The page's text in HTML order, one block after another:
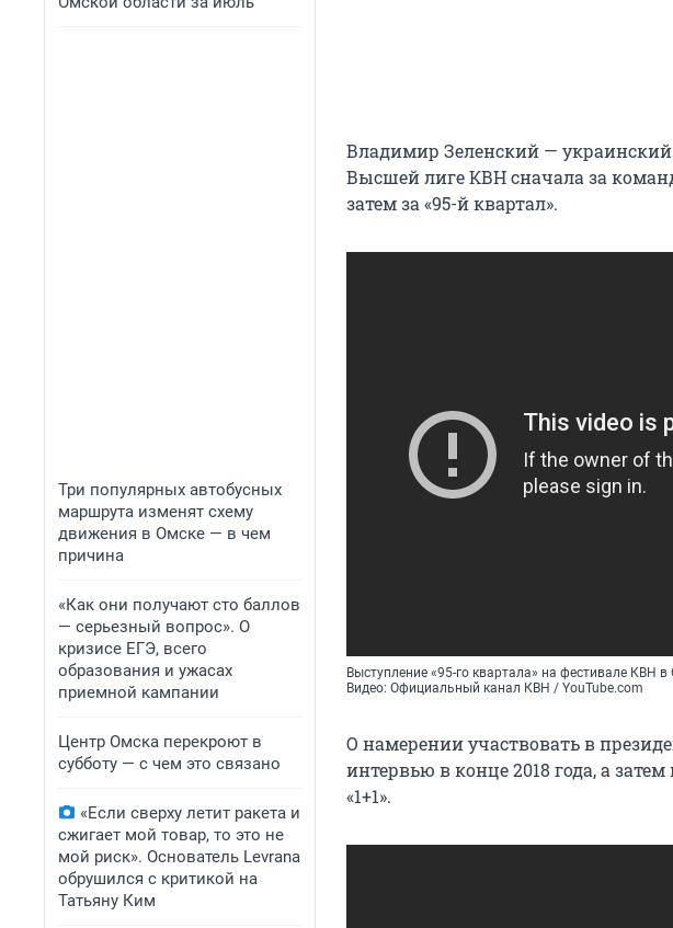
Три популярных автобусных
маршрута изменят схему
движения в Омске — в чем
причина
«Как они получают сто баллов
— серьезный вопрос». О
кризисе ЕГЭ, всего
образования и ужасах
приемной кампании
Центр Омска перекроют в
субботу — с чем это связано
«Если сверху летит ракета и
сжигает мой товар, то это не
мой риск». Основатель Levrana
обрушился с критикой на
Татьяну Ким
Владимир Зеленский —
Высшей лиге КВН сначала за
затем за «95-й квартал».
Выступление «95-го квартала» на фестивале КВН в
Видео: Официальный канал КВН / YouTube.com
О намерении участвовать в
интервью в конце 2018 года, а
«1+1».